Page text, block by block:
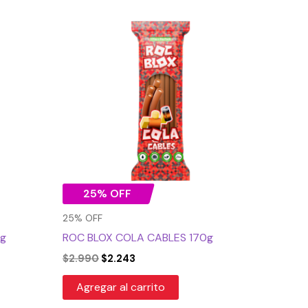
25% OFF
25% OFF
ROC BLOX COLA CABLES 170g
$2.990
precio
original
$2.243
precio
actual
es:
$2.243.
Agregar al carrito